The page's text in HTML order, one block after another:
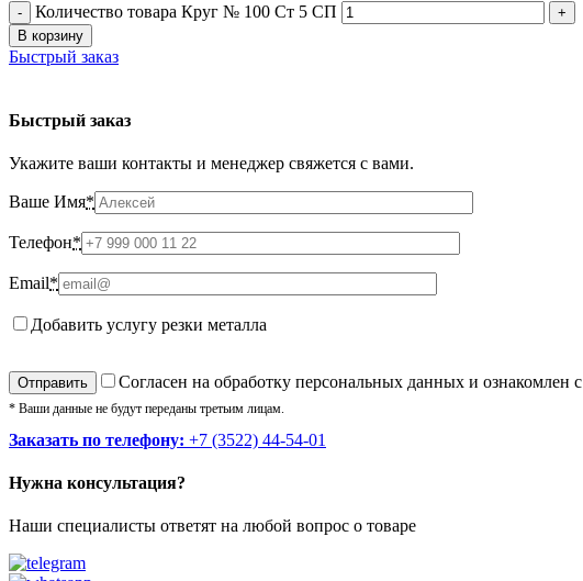
Количество товара Круг № 100 Ст 5 СП
В корзину
Быстрый заказ
Быстрый заказ
Укажите ваши контакты и менеджер свяжется с вами.
Ваше Имя*
Телефон*
Email*
Добавить услугу резки металла
Cогласен на обработку персональных данных и ознакомлен с
* Ваши данные не будут переданы третьим лицам.
Заказать по телефону: +7 (3522) 44-54-01
Нужна консультация?
Наши специалисты ответят на любой вопрос о товаре